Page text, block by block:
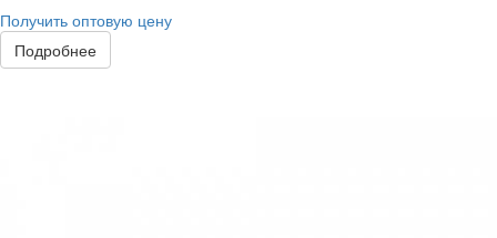
Получить оптовую цену
Подробнее